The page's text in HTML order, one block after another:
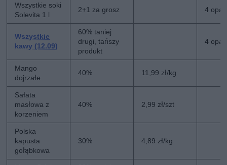
Wszystkie soki
Solevita 1 l
2+1 za grosz 4
Wszystkie
kawy (12.09)
60% taniej
drugi, tańszy
produkt
4
Mango
dojrzałe
40% 11,99 zł/kg
Sałata
masłowa z
korzeniem
40% 2,99 zł/szt
Polska
kapusta
gołąbkowa
30% 4,89 zł/kg